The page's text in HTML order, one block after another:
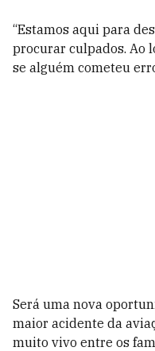
“Estamos aqui para
procurar culpados. Ao
se alguém cometeu
Será uma nova
maior acidente da
muito vivo entre os